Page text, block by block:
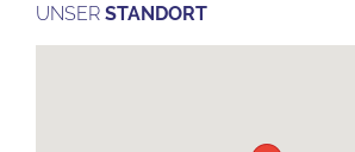
UNSER STANDORT